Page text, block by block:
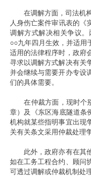
在调解方面，司法机构
人身伤亡案件审讯表的《
调解方式解决相关争议
○○九年四月生效，并适用
适用的法律程序时，政府
寻求以调解方式解决有关
并会继续与需要开办专设
们的具体需要。
在仲裁方面，现时个
章）及《东区海底隧道条
机构就某些指明事宜出现
关有关条文采用仲裁处理
此外，政府亦有在其他
如在工务工程合约、顾问
可透过调解或仲裁机制处